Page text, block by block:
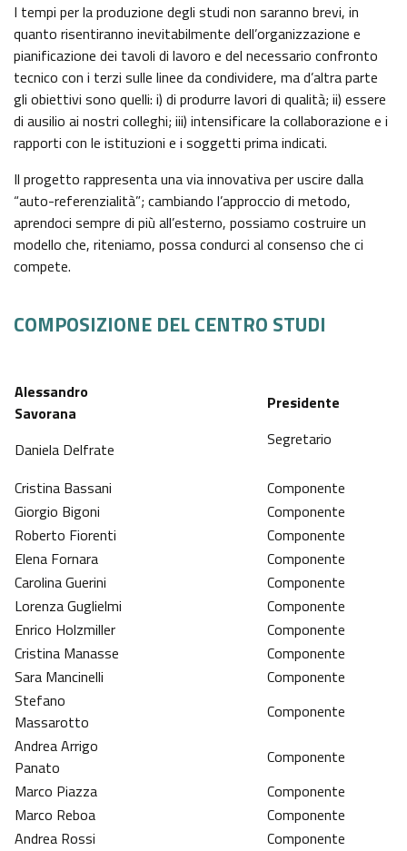
I tempi per la produzione degli studi non saranno brevi, in
quanto risentiranno inevitabilmente dell’organizzazione e
pianificazione dei tavoli di lavoro e del necessario confronto
tecnico con i terzi sulle linee da condividere, ma d’altra parte
gli obiettivi sono quelli: i) di produrre lavori di qualità; ii) essere
di ausilio ai nostri colleghi; iii) intensificare la collaborazione e i
rapporti con le istituzioni e i soggetti prima indicati.
Il progetto rappresenta una via innovativa per uscire dalla
“auto-referenzialità”; cambiando l’approccio di metodo,
aprendoci sempre di più all’esterno, possiamo costruire un
modello che, riteniamo, possa condurci al consenso che ci
compete.
COMPOSIZIONE DEL CENTRO STUDI
Alessandro
Savorana
Daniela Delfrate
Presidente
Segretario
Cristina Bassani
Componente
Giorgio Bigoni
Componente
Roberto Fiorenti
Componente
Elena Fornara
Componente
Carolina Guerini
Componente
Lorenza Guglielmi
Componente
Enrico Holzmiller
Componente
Cristina Manasse
Componente
Sara Mancinelli
Componente
Stefano
Massarotto
Componente
Andrea Arrigo
Panato
Componente
Marco Piazza
Componente
Marco Reboa
Componente
Andrea Rossi
Componente